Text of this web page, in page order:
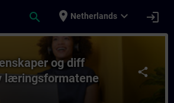
search place Netherlands expand_more login
– Egenskaper og diff
share
og diff
læringsformatene